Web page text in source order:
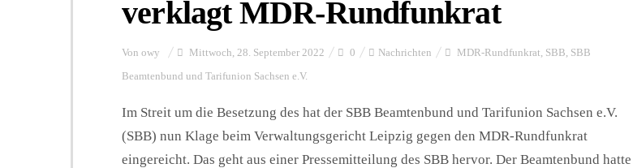
verklagt MDR-Rundfunkrat
Von owy Mittwoch, 28. September 2022 0 Nachrichten MDR-Rundfunkrat SBB SBB
Beamtenbund und Tarifunion Sachsen e.V.
Im Streit um die Besetzung des hat der SBB Beamtenbund und Tarifunion Sachsen e.V.
(SBB) nun Klage beim Verwaltungsgericht Leipzig gegen den MDR-Rundfunkrat
eingereicht. Das geht aus einer Pressemitteilung des SBB hervor. Der Beamtenbund hatte